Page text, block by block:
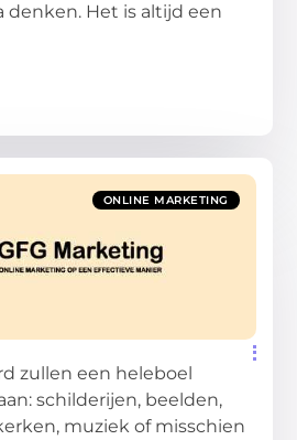
Het is altijd een
ONLINE MARKETING
zullen een heleboel
schilderijen, beelden,
muziek of misschien